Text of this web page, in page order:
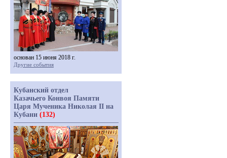
основан 15 июня 2018 г.
Другие события
Кубанский отдел
Казачьего Конвоя Памяти
Царя Мученика Николая II на
Кубани (132)